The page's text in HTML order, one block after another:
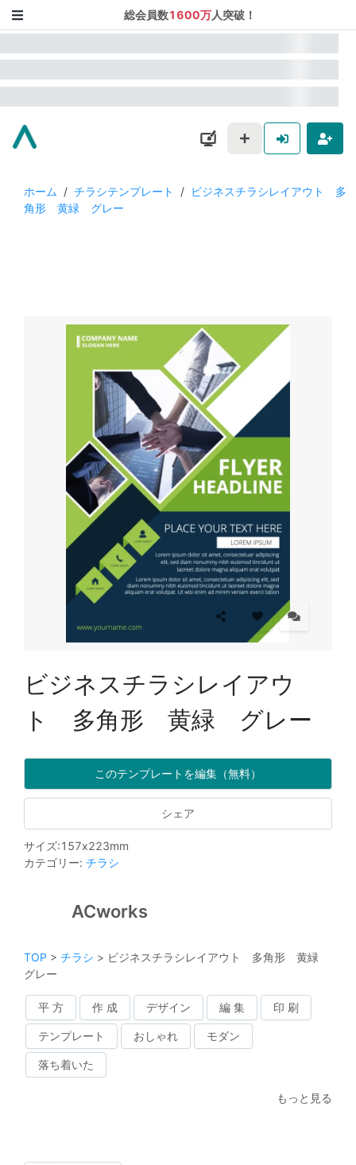
総会員数1600万人突破！
ホーム / チラシテンプレート / ビジネスチラシレイアウト 多
角形 黄緑 グレー
ビジネスチラシレイアウ
ト 多角形 黄緑 グレー
このテンプレートを編集（無料）
シェア
サイズ:157x223mm
カテゴリー: チラシ
ACworks
TOP > チラシ > ビジネスチラシレイアウト 多角形 黄緑
グレー
平 方 作 成 デザイン 編 集 印 刷
テンプレート おしゃれ モダン
落ち着いた
もっと見る